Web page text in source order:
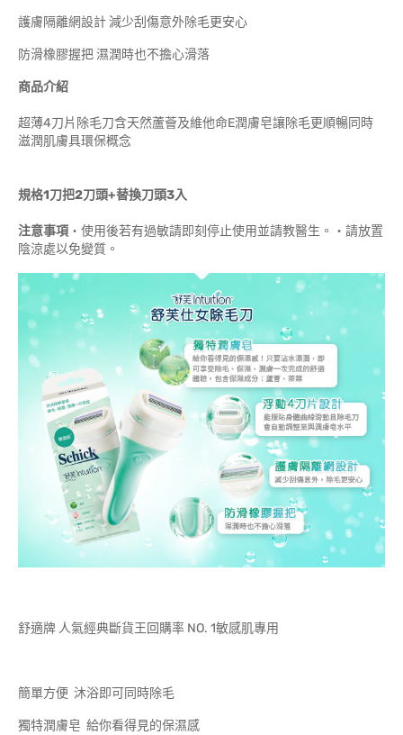
護膚隔離網設計 減少刮傷意外除毛更安心
防滑橡膠握把 濕潤時也不擔心滑落
商品介紹
超薄4刀片除毛刀含天然蘆薈及維他命E潤膚皂讓除毛更順暢同時
滋潤肌膚具環保概念
規格1刀把2刀頭+替換刀頭3入
注意事項 ‧使用後若有過敏請即刻停止使用並請教醫生。‧請放置
陰涼處以免變質。
舒適牌 人氣經典斷貨王回購率 NO. 1敏感肌專用
簡單方便 沐浴即可同時除毛
獨特潤膚皂 給你看得見的保濕感